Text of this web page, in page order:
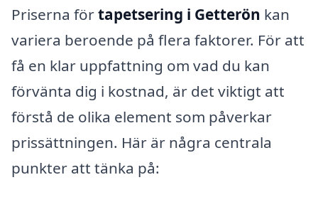
Priserna förtapetsering i Getterön kan
variera beroende på flera faktorer. För att
få en klar uppfattning om vad du kan
förvänta dig i kostnad, är det viktigt att
förstå de olika element som påverkar
prissättningen. Här är några centrala
punkter att tänka på: